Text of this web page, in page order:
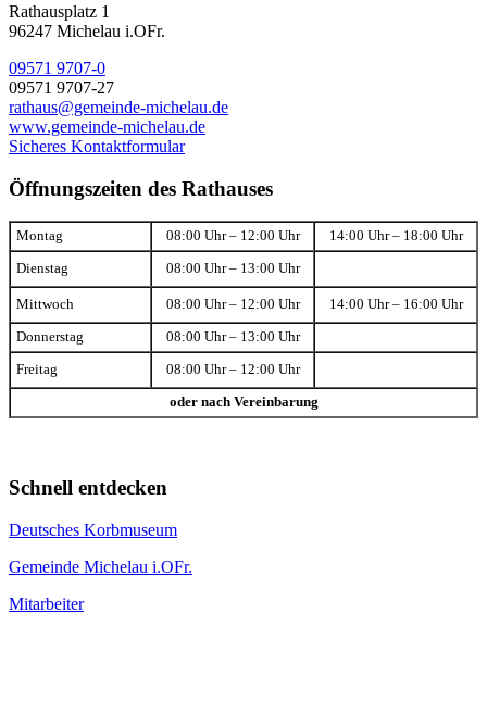
Rathausplatz 1
96247 Michelau i.OFr.
09571 9707-0
09571 9707-27
rathaus@gemeinde-michelau.de
www.gemeinde-michelau.de
Sicheres Kontaktformular
Öffnungszeiten des Rathauses
Montag 08:00 Uhr – 12:00 Uhr 14:00 Uhr – 18:00 Uhr
Dienstag 08:00 Uhr – 13:00 Uhr
Mittwoch 08:00 Uhr – 12:00 Uhr 14:00 Uhr – 16:00 Uhr
Donnerstag 08:00 Uhr – 13:00 Uhr
Freitag 08:00 Uhr – 12:00 Uhr
oder nach Vereinbarung
Schnell entdecken
Deutsches Korbmuseum
Gemeinde Michelau i.OFr.
Mitarbeiter